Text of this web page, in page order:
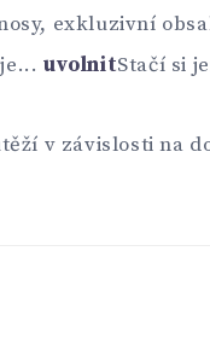
exkluzivní
je...uvolnitStačí si
v závislosti na